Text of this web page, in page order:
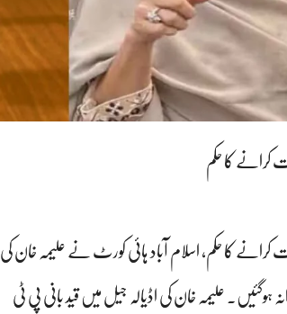
کرانے کا حکم
کرانے کا حکم، اسلام آباد ہائی کورٹ نے علیمہ خان کی
علیمہ خان کی اڈیالہ جیل میں قید بانی پی ٹی